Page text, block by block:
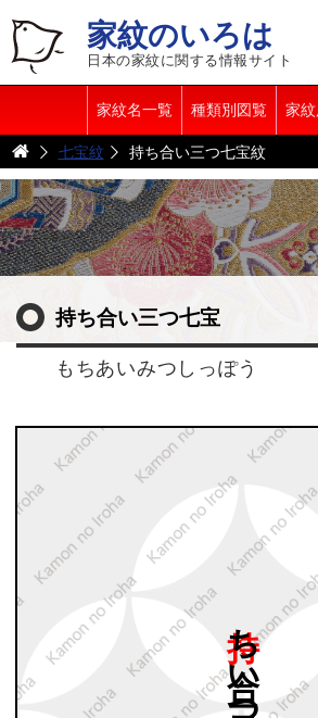
家紋のいろは
日本の家紋に関する情報サイト
家紋名一覧 種類別図覧 家
七宝紋 持ち合い三つ七宝紋
持ち合い三つ七宝
もちあいみつしっぽう
七宝